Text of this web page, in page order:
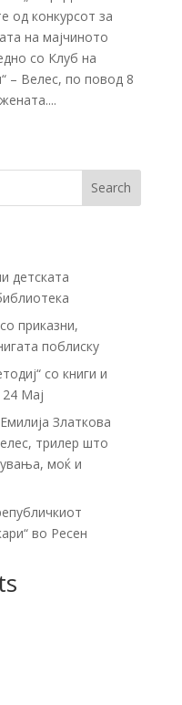
од конкурсот за
на мајчиното
со Клуб на
– Велес, по повод 8
Search
детската
приказни,
поблиску
со книги и
Мај
Златкова
трилер што
моќ и
во Ресен